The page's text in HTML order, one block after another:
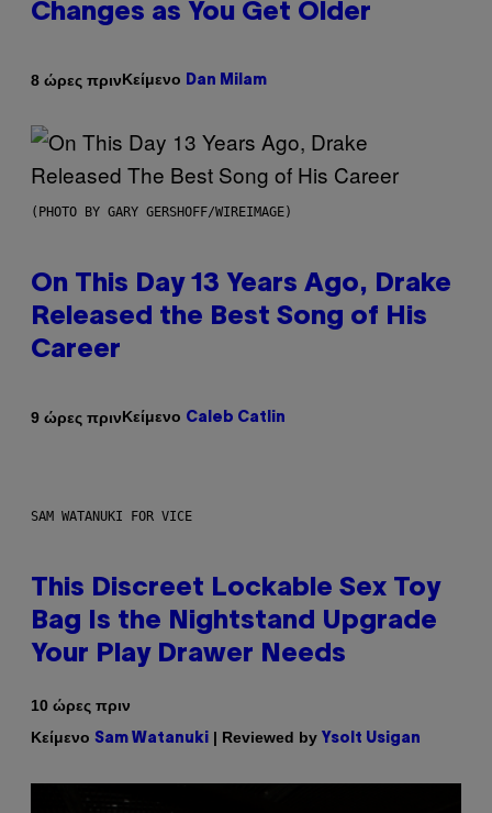
Changes as You Get Older
8 ώρες πρινΚείμενο Dan Milam
(PHOTO BY GARY GERSHOFF/WIREIMAGE)
On This Day 13 Years Ago, Drake
Released the Best Song of His
Career
9 ώρες πρινΚείμενο Caleb Catlin
SAM WATANUKI FOR VICE
This Discreet Lockable Sex Toy
Bag Is the Nightstand Upgrade
Your Play Drawer Needs
10 ώρες πριν
Κείμενο Sam Watanuki | Reviewed by Ysolt Usigan